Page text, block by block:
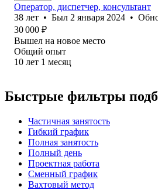
Оператор, диспетчер, консультант
38 лет • Был 2 января 2024 •
30 000 ₽
Вышел на новое место
Общий опыт
10 лет 1 месяц
Быстрые фильтры
Частичная занятость
Гибкий график
Полная занятость
Полный день
Проектная работа
Сменный график
Вахтовый метод